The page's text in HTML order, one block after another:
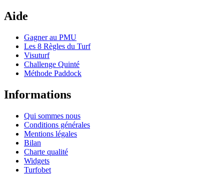
Aide
Gagner au PMU
Les 8 Règles du Turf
Visuturf
Challenge Quinté
Méthode Paddock
Informations
Qui sommes nous
Conditions générales
Mentions légales
Bilan
Charte qualité
Widgets
Turfobet